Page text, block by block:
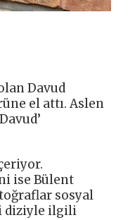
Davud
el attı. Aslen
ise Bülent
sosyal
diziyle ilgili